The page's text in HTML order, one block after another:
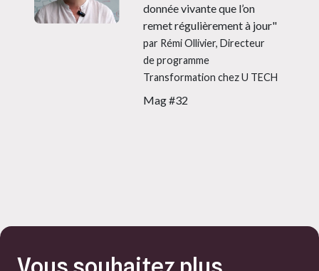
donnée vivante que l’on
remet régulièrement à jour"
par Rémi Ollivier, Directeur
de programme
Transformation chez U TECH
Mag #32